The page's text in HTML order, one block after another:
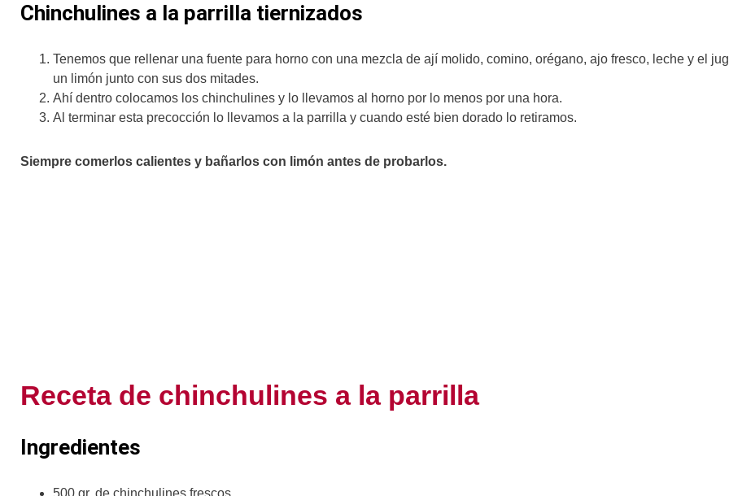
Chinchulines a la parrilla tiernizados
Tenemos que rellenar una fuente para horno con una mezcla de ají molido, comino, orégano, ajo fresco, leche y el
un limón junto con sus dos mitades.
Ahí dentro colocamos los chinchulines y lo llevamos al horno por lo menos por una hora.
Al terminar esta precocción lo llevamos a la parrilla y cuando esté bien dorado lo retiramos.
Siempre comerlos calientes y bañarlos con limón antes de probarlos.
Receta de chinchulines a la parrilla
Ingredientes